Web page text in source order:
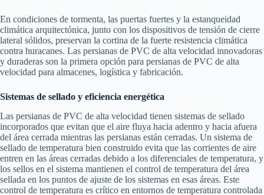
En condiciones de tormenta, las puertas fuertes y la estanqueidad
climática arquitectónica, junto con los dispositivos de tensión de cierre
lateral sólidos, preservan la cortina de la fuerte resistencia climática
contra huracanes. Las persianas de PVC de alta velocidad innovadoras
y duraderas son la primera opción para persianas de PVC de alta
velocidad para almacenes, logística y fabricación.
Sistemas de sellado y eficiencia energética
Las persianas de PVC de alta velocidad tienen sistemas de sellado
incorporados que evitan que el aire fluya hacia adentro y hacia afuera
del área cerrada mientras las persianas están cerradas. Un sistema de
sellado de temperatura bien construido evita que las corrientes de aire
entren en las áreas cerradas debido a los diferenciales de temperatura, y
los sellos en el sistema mantienen el control de temperatura del área
sellada en los puntos de ajuste de los sistemas en esas áreas. Este
control de temperatura es crítico en entornos de temperatura controlada